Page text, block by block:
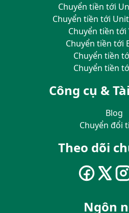
Chuyển tiền tới
Chuyển tiền tới
Chuyển tiền tới
Chuyển tiền tới
Chuyển tiền
Chuyển tiền
Công cụ &
Blog
Chuyển đổi
Theo dõi
Ngôn